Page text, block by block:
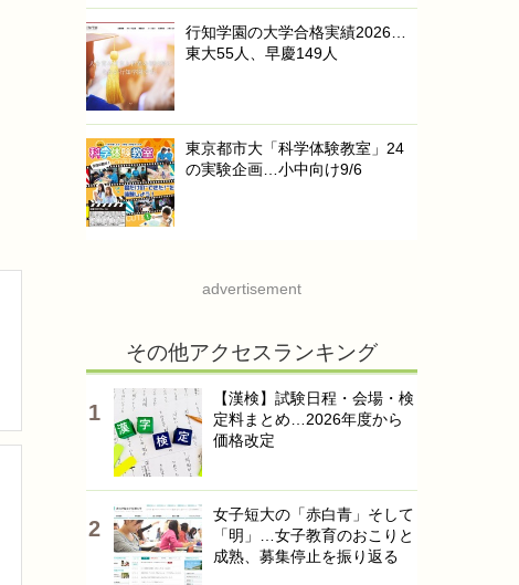
行知学園の大学合格実績2026…
東大55人、早慶149人
東京都市大「科学体験教室」24
の実験企画…小中向け9/6
advertisement
その他アクセスランキング
【漢検】試験日程・会場・検
定料まとめ…2026年度から
価格改定
女子短大の「赤白青」そして
「明」…女子教育のおこりと
成熟、募集停止を振り返る